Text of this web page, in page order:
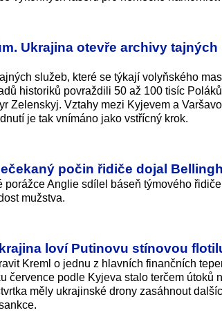
Ukrajina otevře archivy
služeb, které se týkají volyňského
historiků povraždili 50 až 100 tisíc
Zelenskyj. Vztahy mezi Kyjevem a
je tak vnímáno jako vstřícný krok.
počin řidiče dojal
Anglie sdílel báseň týmového
mužstva.
loví Putinovu stínovou
Kreml o jednu z hlavních finančních
července podle Kyjeva stalo terčem útoků
měly ukrajinské drony zasáhnout